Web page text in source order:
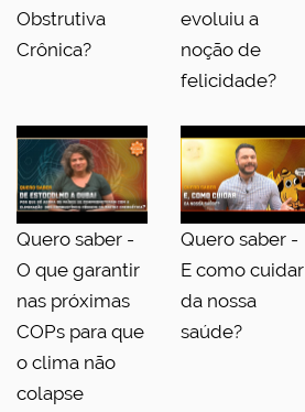
Obstrutiva
Crônica?
evoluiu a
noção de
felicidade?
Quero saber -
O que garantir
nas próximas
COPs para que
o clima não
colapse
Quero saber -
E como cuidar
da nossa
saúde?